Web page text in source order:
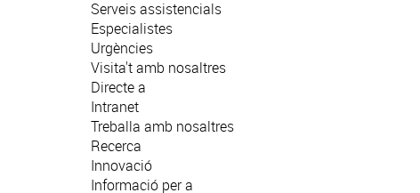
Serveis assistencials
Especialistes
Urgències
Visita't amb nosaltres
Directe a
Intranet
Treballa amb nosaltres
Recerca
Innovació
Informació per a